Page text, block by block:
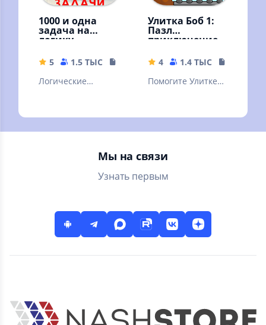
1000 и одна
задача на
логику.
е задачи
5 1.5 ТЫС
31.14 MB
Логические
думает, мысли
радуются !
Улитка Боб 1:
Пазл
приключение
4 1.4 ТЫС
Помогите Улитке
приключения с
головоломками!
Мы на связи
Узнать первым